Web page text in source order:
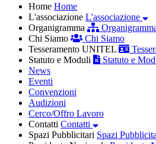
Home Home
L'associazione L'associazione
Organigramma
Chi Siamo
Chi Siamo
Tesseramento UNITEL
Statuto e Moduli
Statuto e
News
Eventi
Convenzioni
Audizioni
Cerco/Offro Lavoro
Contatti Contatti
Spazi Pubblicitari Spazi